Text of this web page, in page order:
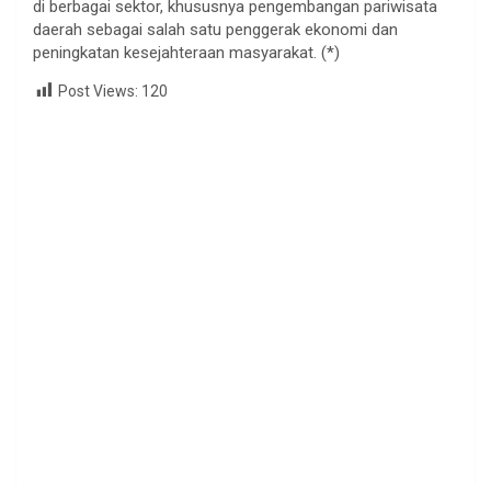
di berbagai sektor, khususnya pengembangan pariwisata
daerah sebagai salah satu penggerak ekonomi dan
peningkatan kesejahteraan masyarakat. (*)
Post Views: 120